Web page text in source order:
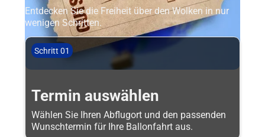
Entdecken Sie die Freiheit über den Wolken in nur
wenigen Schritten.
Schritt 01
Termin auswählen
Wählen Sie Ihren Abflugort und den passenden
Wunschtermin für Ihre Ballonfahrt aus.